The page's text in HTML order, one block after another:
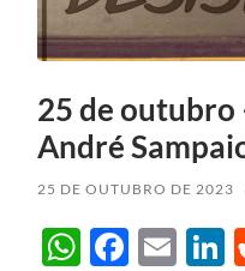
25 de
André
25 DE OUTUBRO DE 2023